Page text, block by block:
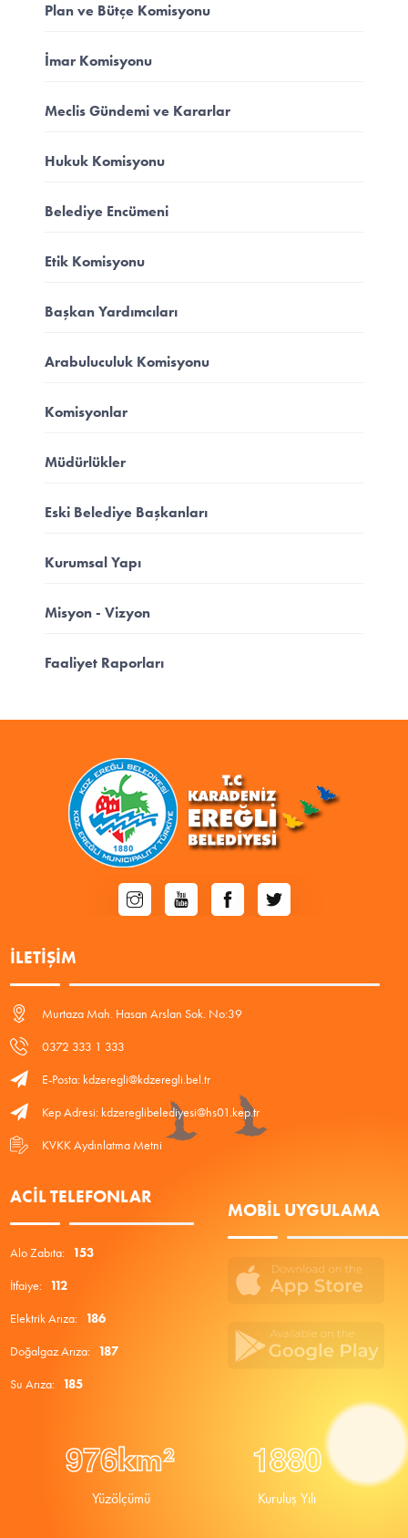
Plan ve Bütçe Komisyonu
İmar Komisyonu
Meclis Gündemi ve Kararlar
Hukuk Komisyonu
Belediye Encümeni
Etik Komisyonu
Başkan Yardımcıları
Arabuluculuk Komisyonu
Komisyonlar
Müdürlükler
Eski Belediye Başkanları
Kurumsal Yapı
Misyon - Vizyon
Faaliyet Raporları
İLETIŞIM
Murtaza Mah. Hasan Arslan Sok. No:39
0372 333 1 333
E-Posta: kdzeregli@kdzeregli.bel.tr
Kep Adresi: kdzereglibelediyesi@hs01.kep.tr
KVKK Aydınlatma Metni
ACIL TELEFONLAR
Alo Zabıta: 153
İtfaiye: 112
Elektrik Arıza: 186
Doğalgaz Arıza: 187
Su Arıza: 185
MOBIL UYGULAMA
976km²
Yüzölçümü
1880
Kuruluş Yılı